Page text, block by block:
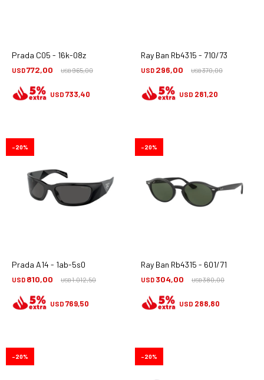
Prada C05 - 16k-08z
USD772,00 USD965,00
USD 733,40
Ray Ban Rb4315 - 710/73
USD 296,00 USD370,00
USD 281,20
Prada A14 - 1ab-5s0
USD 810,00 USD1.012,50
20
USD 769,50
Ray Ban Rb4315 - 601/71
USD 304,00 USD380,00
20
USD 288,80
20 20